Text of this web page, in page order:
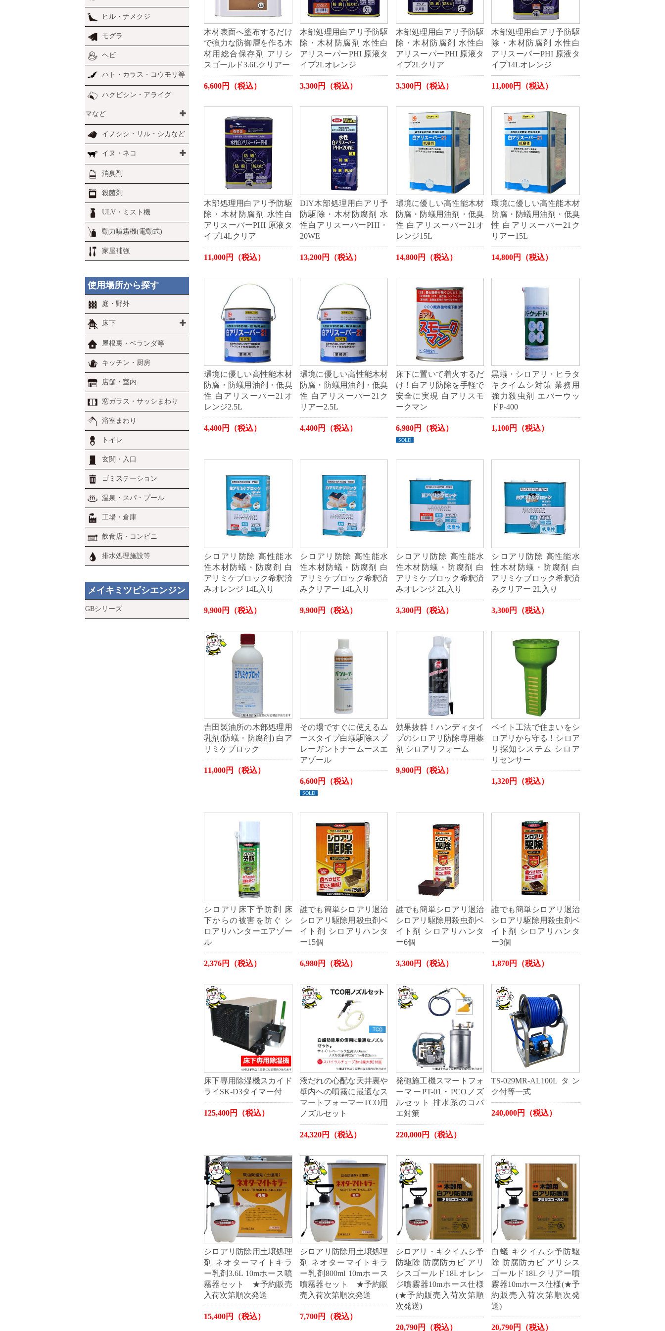
木材表面へ塗布するだけ
で強力な防御層を作る木
材用総合保存剤 アリシ
スゴールド3.6Lクリアー
6,600円（税込）
木部処理用白アリ予防駆
除・木材防腐剤 水性白
アリスーパーPHI 原液タ
イプ2Lオレンジ
3,300円（税込）
木部処理用白アリ予防駆
除・木材防腐剤 水性白
アリスーパーPHI 原液タ
イプ2Lクリア
3,300円（税込）
木部処理用白アリ予防駆
除・木材防腐剤 水性白
アリスーパーPHI 原液タ
イプ14Lオレンジ
11,000円（税込）
木部処理用白アリ予防駆
除・木材防腐剤 水性白
アリスーパーPHI 原液タ
イプ14Lクリア
11,000円（税込）
DIY木部処理用白アリ予
防駆除・木材防腐剤 水
性白アリスーパーPHI・
20WE
13,200円（税込）
環境に優しい高性能木材
防腐・防蟻用油剤・低臭
性 白アリスーパー21オ
レンジ15L
14,800円（税込）
環境に優しい高性能木材
防腐・防蟻用油剤・低臭
性 白アリスーパー21ク
リアー15L
14,800円（税込）
環境に優しい高性能木材
防腐・防蟻用油剤・低臭
性 白アリスーパー21オ
レンジ2.5L
4,400円（税込）
環境に優しい高性能木材
防腐・防蟻用油剤・低臭
性 白アリスーパー21ク
リアー2.5L
4,400円（税込）
床下に置いて着火するだ
け！白アリ防除を手軽で
安全に実現 白アリスモ
ークマン
6,980円（税込）
SOLD
黒蟻・シロアリ・ヒラタ
キクイムシ対策 業務用
強力殺虫剤 エバーウッ
ドP-400
1,100円（税込）
シロアリ防除 高性能水
性木材防蟻・防腐剤 白
アリミケブロック希釈済
みオレンジ 14L入り
9,900円（税込）
シロアリ防除 高性能水
性木材防蟻・防腐剤 白
アリミケブロック希釈済
みクリアー 14L入り
9,900円（税込）
シロアリ防除 高性能水
性木材防蟻・防腐剤 白
アリミケブロック希釈済
みオレンジ 2L入り
3,300円（税込）
シロアリ防除 高性能水
性木材防蟻・防腐剤 白
アリミケブロック希釈済
みクリアー 2L入り
3,300円（税込）
吉田製油所の木部処理用
乳剤(防蟻・防腐剤) 白ア
リミケブロック
11,000円（税込）
その場ですぐに使えるム
ースタイプ白蟻駆除スプ
レーガントナームースエ
アゾール
6,600円（税込）
SOLD
効果抜群！ハンディタイ
プのシロアリ防除専用薬
剤 シロアリフォーム
9,900円（税込）
ベイト工法で住まいをシ
ロアリから守る！シロア
リ探知システム シロア
リセンサー
1,320円（税込）
シロアリ床下予防剤 床
下からの被害を防ぐ シ
ロアリハンターエアゾー
ル
2,376円（税込）
誰でも簡単シロアリ退治
シロアリ駆除用殺虫剤ベ
イト剤 シロアリハンタ
ー15個
6,980円（税込）
誰でも簡単シロアリ退治
シロアリ駆除用殺虫剤ベ
イト剤 シロアリハンタ
ー6個
3,300円（税込）
誰でも簡単シロアリ退治
シロアリ駆除用殺虫剤ベ
イト剤 シロアリハンタ
ー3個
1,870円（税込）
床下専用除湿機スカイド
ライSK-D3タイマー付
125,400円（税込）
液だれの心配な天井裏や
壁内への噴霧に最適なス
マートフォーマーTCO用
ノズルセット
24,320円（税込）
発砲施工機スマートフォ
ーマーPT-01・PCOノズ
ルセット 排水系のコバ
エ対策
220,000円（税込）
TS-029MR-AL100Lタン
ク付等一式
240,000円（税込）
シロアリ防除用土壌処理
剤 ネオターマイトキラ
ー乳剤3.6L 10mホース噴
霧器セット ★予約販売
入荷次第順次発送
15,400円（税込）
シロアリ防除用土壌処理
剤 ネオターマイトキラ
ー乳剤800ml 10mホース
噴霧器セット ★予約販
売入荷次第順次発送
7,700円（税込）
シロアリ・キクイムシ予
防駆除 防腐防カビ アリ
シスゴールド18Lオレン
ジ噴霧器10mホース仕様
(★予約販売入荷次第順
次発送)
20,790円（税込）
白蟻 キクイムシ予防駆
除 防腐防カビ アリシス
ゴールド18Lクリアー噴
霧器10mホース仕様(★予
約販売入荷次第順次発
送)
20,790円（税込）
ヒル・ナメクジ
モグラ
ヘビ
ハト・カラス・コウモリ等
ハクビシン・アライグ
マなど
イノシシ・サル・シカなど
イヌ・ネコ
消臭剤
殺菌剤
ULV・ミスト機
動力噴霧機(電動式)
家屋補強
使用場所から探す
庭・野外
床下
屋根裏・ベランダ等
キッチン・厨房
店舗・室内
窓ガラス・サッシまわり
浴室まわり
トイレ
玄関・入口
ゴミステーション
温泉・スパ・プール
工場・倉庫
飲食店・コンビニ
排水処理施設等
メイキミツビシエンジン
GBシリーズ